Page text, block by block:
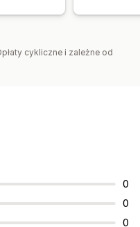
cykliczne i zależne od
0
0
0